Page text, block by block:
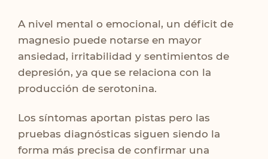
A nivel mental o emocional, un déficit de
magnesio puede notarse en mayor
ansiedad, irritabilidad y sentimientos de
depresión, ya que se relaciona con la
producción de serotonina.
Los síntomas aportan pistas pero las
pruebas diagnósticas siguen siendo la
forma más precisa de confirmar una